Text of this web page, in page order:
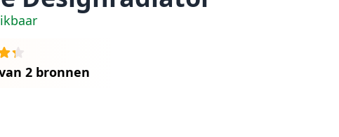
2 bronnen